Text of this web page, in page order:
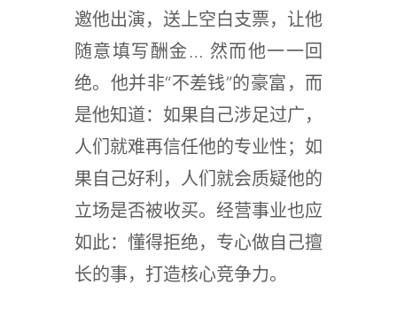
邀他出演，送上空白支票，让他
随意填写酬金… 然而他一一回
绝。他并非“不差钱”的豪富，而
是他知道：如果自己涉足过广，
人们就难再信任他的专业性；如
果自己好利，人们就会质疑他的
立场是否被收买。经营事业也应
如此：懂得拒绝，专心做自己擅
长的事，打造核心竞争力。